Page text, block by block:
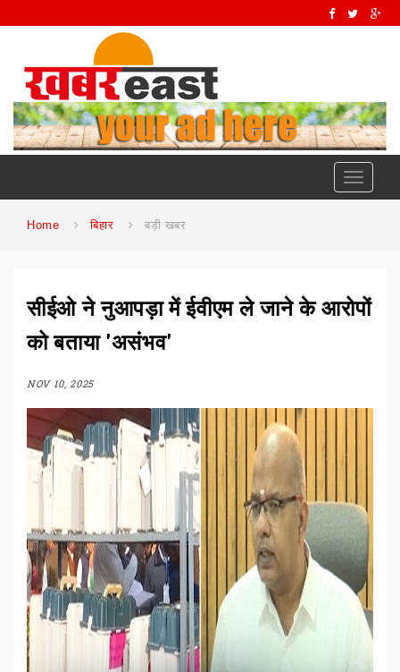
Toggle
Home बिहार बड़ी खबर
सीईओ ने नुआपड़ा में ईवीएम ले जाने के आरोपों
को बताया 'असंभव'
NOV 10, 2025